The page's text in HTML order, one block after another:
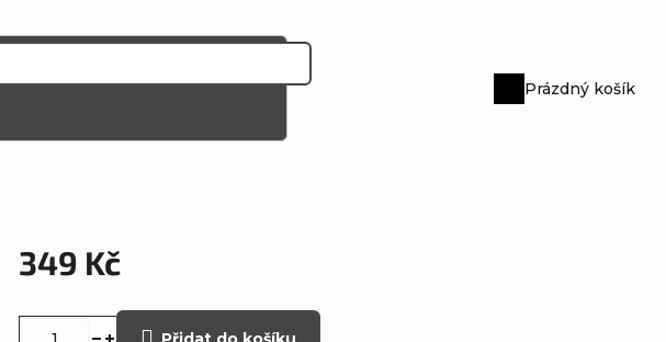
Nákupní
Prázdný košík
349 Kč